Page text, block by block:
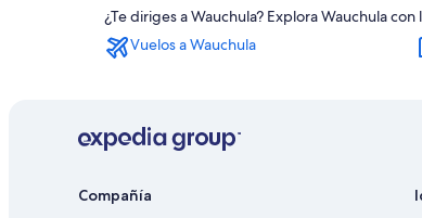
Hoteles en Homeland
Hoteles cerca de Castillo de Salomón
Hoteles baratos en Bowling Green
¿Te diriges a Wauchula? Explora Wauchula
Vuelos a Wauchula
Compañía